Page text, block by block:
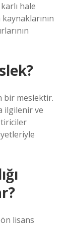
hale
bir meslektir.
ilgilenir ve
lisans